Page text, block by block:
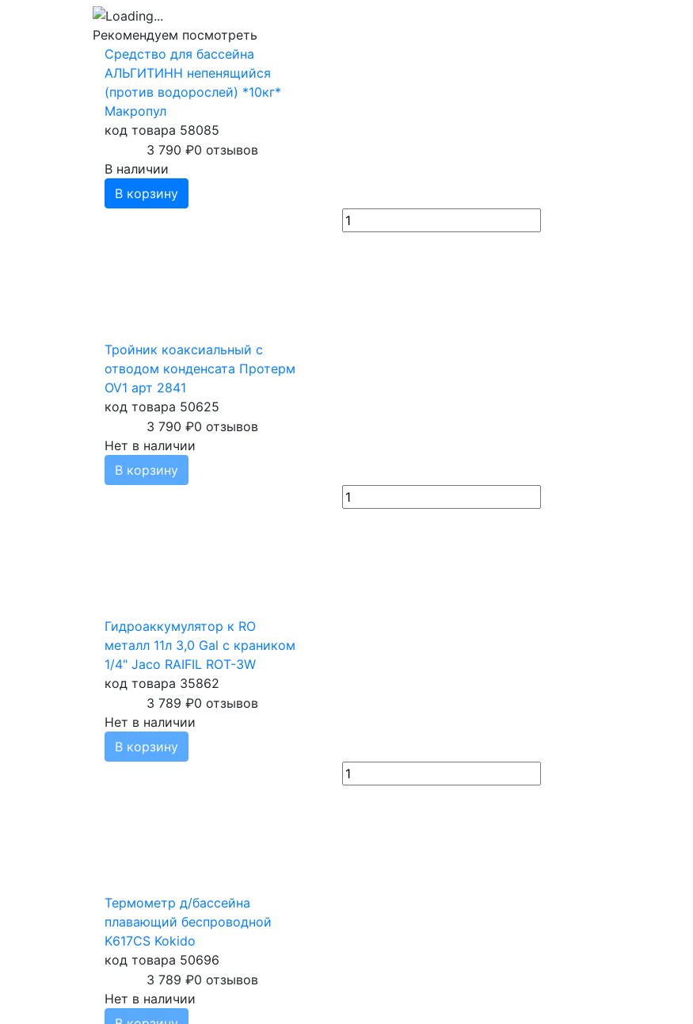
Рекомендуем посмотреть
Средство для бассейна
АЛЬГИТИНН непенящийся
(против водорослей) *10кг*
Макропул
код товара 58085
3 790 ₽0 отзывов
В наличии
В корзину
Тройник коаксиальный с
отводом конденсата Протерм
OV1 арт 2841
код товара 50625
3 790 ₽0 отзывов
Нет в наличии
В корзину
Гидроаккумулятор к RO
металл 11л 3,0 Gal с краником
1/4" Jaco RAIFIL ROT-3W
код товара 35862
3 789 ₽0 отзывов
Нет в наличии
В корзину
Термометр д/бассейна
плавающий беспроводной
K617CS Kokido
код товара 50696
3 789 ₽0 отзывов
Нет в наличии